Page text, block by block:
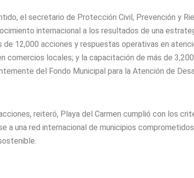
el secretario de Protección Civil, Prevención y
internacional a los resultados de una
de 12,000 acciones y respuestas operativas en
comercios locales; y la capacitación de más de
del Fondo Municipal para la Atención de
reiteró, Playa del Carmen cumplió con los
a una red internacional de municipios